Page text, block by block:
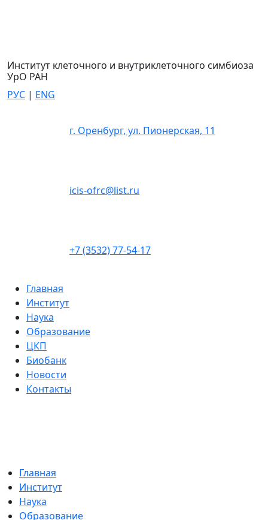
Институт клеточного и внутриклеточного симбиоза
УрО РАН
РУС | ENG
г. Оренбург, ул. Пионерская, 11
icis-ofrc@list.ru
+7 (3532) 77-54-17
Главная
Институт
Наука
Образование
ЦКП
Биобанк
Новости
Контакты
Главная
Институт
Наука
Образование